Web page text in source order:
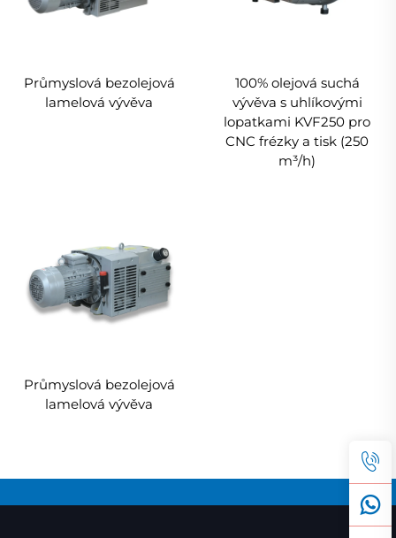
Průmyslová bezolejová
lamelová vývěva
100% olejová suchá
vývěva s uhlíkovými
lopatkami KVF250 pro
CNC frézky a tisk (250
m³/h)
Průmyslová bezolejová
lamelová vývěva